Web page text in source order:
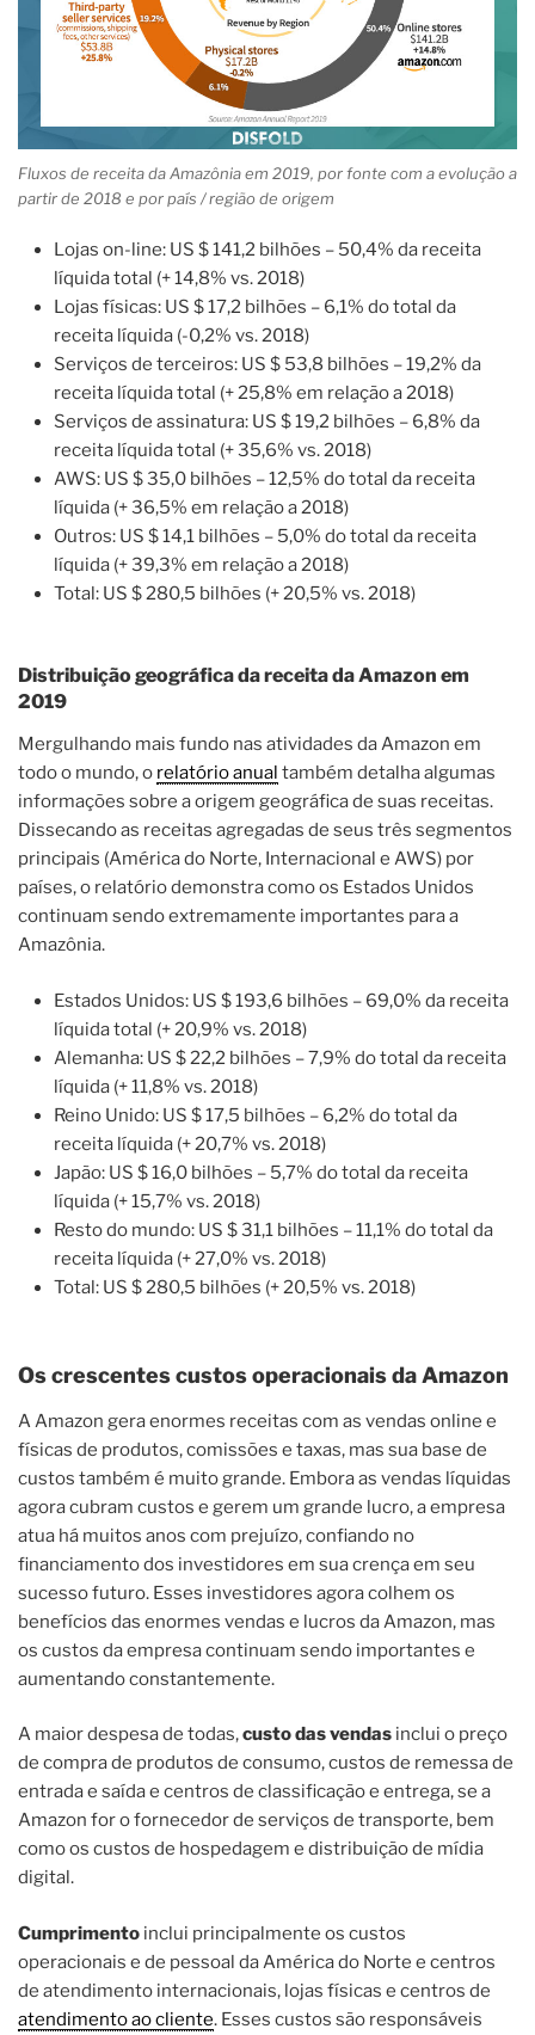
Fluxos de receita da Amazônia em 2019, por fonte com a evolução a
partir de 2018 e por país / região de origem
Lojas on-line: US $ 141,2 bilhões – 50,4% da receita
líquida total (+ 14,8% vs. 2018)
Lojas físicas: US $ 17,2 bilhões – 6,1% do total da
receita líquida (-0,2% vs. 2018)
Serviços de terceiros: US $ 53,8 bilhões – 19,2% da
receita líquida total (+ 25,8% em relação a 2018)
Serviços de assinatura: US $ 19,2 bilhões – 6,8% da
receita líquida total (+ 35,6% vs. 2018)
AWS: US $ 35,0 bilhões – 12,5% do total da receita
líquida (+ 36,5% em relação a 2018)
Outros: US $ 14,1 bilhões – 5,0% do total da receita
líquida (+ 39,3% em relação a 2018)
Total: US $ 280,5 bilhões (+ 20,5% vs. 2018)
Distribuição geográfica da receita da Amazon em
2019
Mergulhando mais fundo nas atividades da Amazon em
todo o mundo, o relatório anual também detalha algumas
informações sobre a origem geográfica de suas receitas.
Dissecando as receitas agregadas de seus três segmentos
principais (América do Norte, Internacional e AWS) por
países, o relatório demonstra como os Estados Unidos
continuam sendo extremamente importantes para a
Amazônia.
Estados Unidos: US $ 193,6 bilhões – 69,0% da receita
líquida total (+ 20,9% vs. 2018)
Alemanha: US $ 22,2 bilhões – 7,9% do total da receita
líquida (+ 11,8% vs. 2018)
Reino Unido: US $ 17,5 bilhões – 6,2% do total da
receita líquida (+ 20,7% vs. 2018)
Japão: US $ 16,0 bilhões – 5,7% do total da receita
líquida (+ 15,7% vs. 2018)
Resto do mundo: US $ 31,1 bilhões – 11,1% do total da
receita líquida (+ 27,0% vs. 2018)
Total: US $ 280,5 bilhões (+ 20,5% vs. 2018)
Os crescentes custos operacionais da Amazon
A Amazon gera enormes receitas com as vendas online e
físicas de produtos, comissões e taxas, mas sua base de
custos também é muito grande. Embora as vendas líquidas
agora cubram custos e gerem um grande lucro, a empresa
atua há muitos anos com prejuízo, confiando no
financiamento dos investidores em sua crença em seu
sucesso futuro. Esses investidores agora colhem os
benefícios das enormes vendas e lucros da Amazon, mas
os custos da empresa continuam sendo importantes e
aumentando constantemente.
A maior despesa de todas,custo das vendas inclui o preço
de compra de produtos de consumo, custos de remessa de
entrada e saída e centros de classificação e entrega, se a
Amazon for o fornecedor de serviços de transporte, bem
como os custos de hospedagem e distribuição de mídia
digital.
Cumprimento inclui principalmente os custos
operacionais e de pessoal da América do Norte e centros
de atendimento internacionais, lojas físicas e centros de
atendimento ao cliente. Esses custos são responsáveis ​​